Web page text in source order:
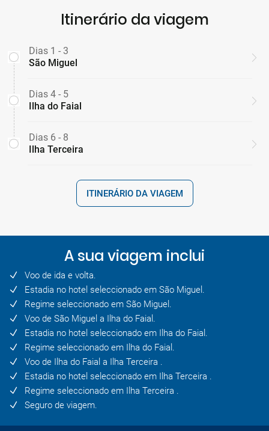
Itinerário da viagem
Dias 1 - 3
São Miguel
Dias 4 - 5
Ilha do Faial
Dias 6 - 8
Ilha Terceira
ITINERÁRIO DA VIAGEM
A sua viagem inclui
Voo de ida e volta.
Estadia no hotel seleccionado em São Miguel.
Regime seleccionado em São Miguel.
Voo de São Miguel a Ilha do Faial.
Estadia no hotel seleccionado em Ilha do Faial.
Regime seleccionado em Ilha do Faial.
Voo de Ilha do Faial a Ilha Terceira .
Estadia no hotel seleccionado em Ilha Terceira .
Regime seleccionado em Ilha Terceira .
Seguro de viagem.